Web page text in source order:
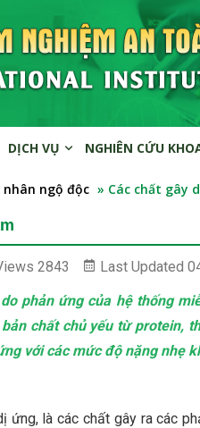
DỊCH VỤ NGHIÊN CỨU
nhân ngộ độc » Các chất gây
2843 Last Updated
phản ứng của hệ thống
chất chủ yếu từ protein,
với các mức độ nặng nhẹ
ứng, là các chất gây ra các